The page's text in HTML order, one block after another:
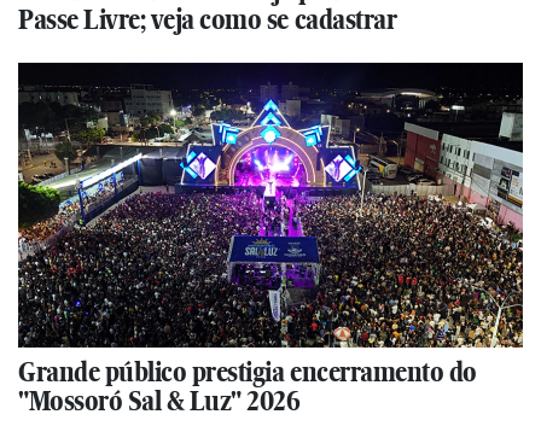
Passe Livre; veja como se cadastrar
Grande público prestigia encerramento do
"Mossoró Sal & Luz" 2026